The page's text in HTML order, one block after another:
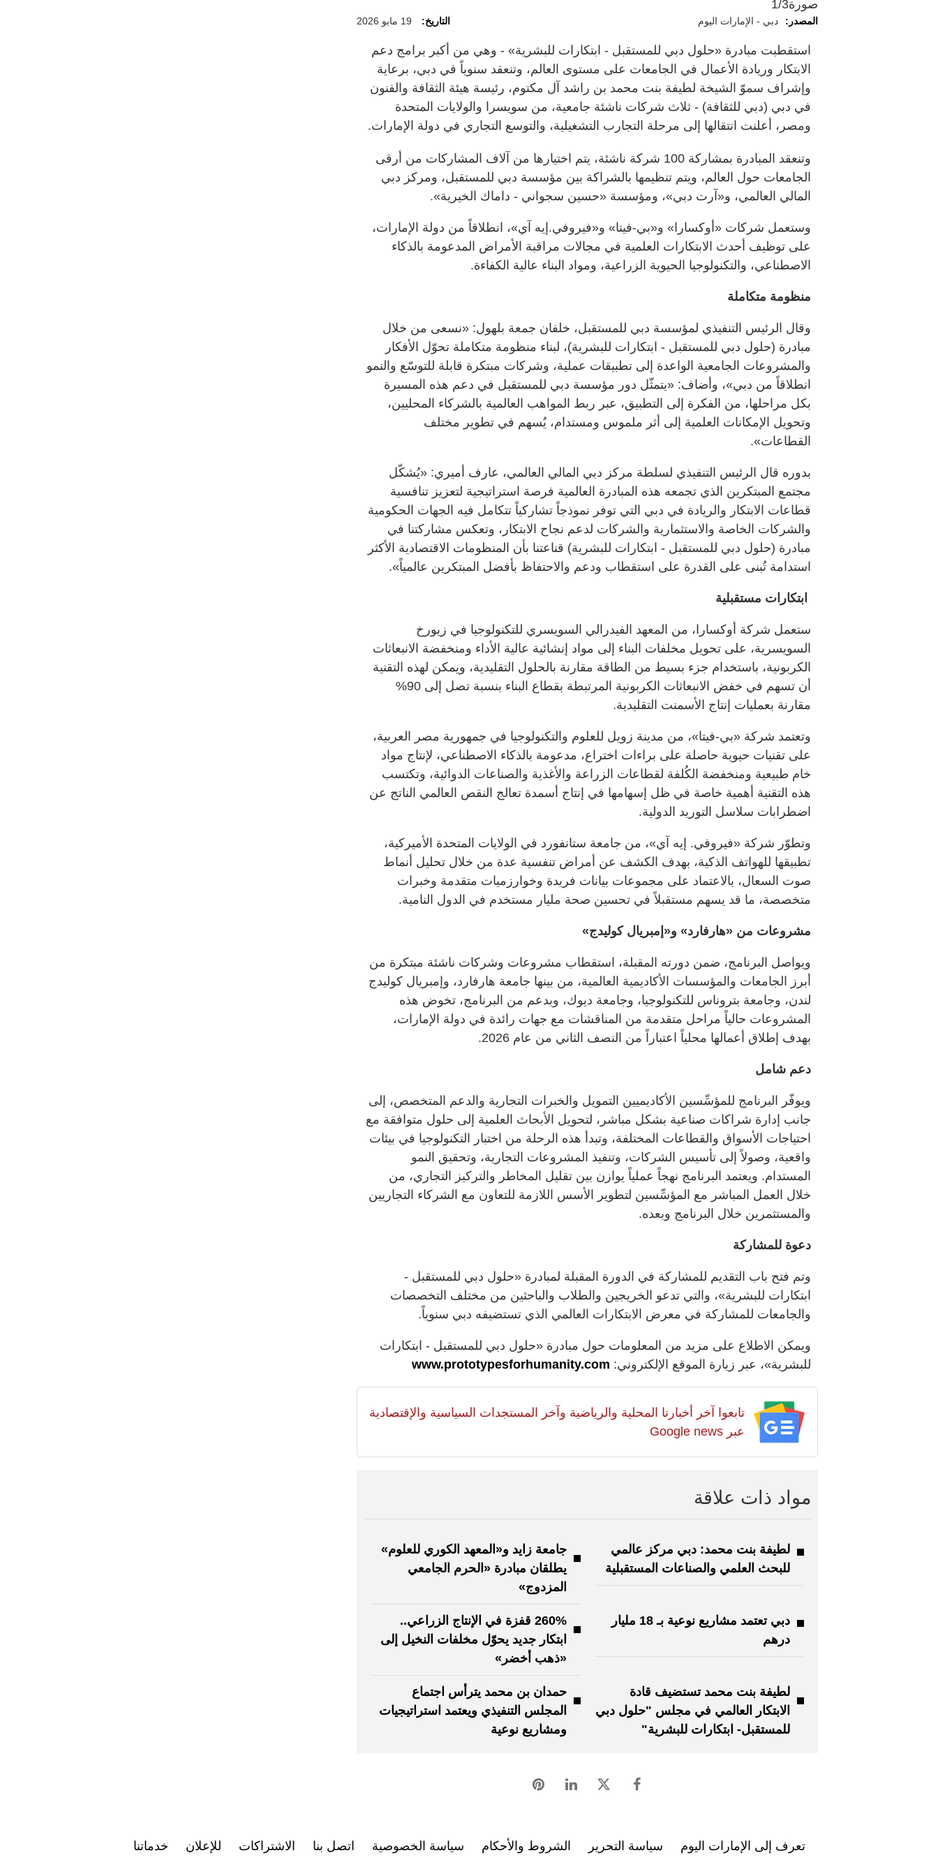
صورة1/3
المصدر: دبي - الإمارات اليوم التاريخ: 19 مايو 2026
استقطبت مبادرة «حلول دبي للمستقبل - ابتكارات للبشرية» - وهي من أكبر برامج دعم
الابتكار وريادة الأعمال في الجامعات على مستوى العالم، وتنعقد سنوياً في دبي، برعاية
وإشراف سموّ الشيخة لطيفة بنت محمد بن راشد آل مكتوم، رئيسة هيئة الثقافة والفنون
في دبي (دبي للثقافة) - ثلاث شركات ناشئة جامعية، من سويسرا والولايات المتحدة
ومصر، أعلنت انتقالها إلى مرحلة التجارب التشغيلية، والتوسع التجاري في دولة الإمارات.
وتنعقد المبادرة بمشاركة 100 شركة ناشئة، يتم اختيارها من آلاف المشاركات من أرقى
الجامعات حول العالم، ويتم تنظيمها بالشراكة بين مؤسسة دبي للمستقبل، ومركز دبي
المالي العالمي، و«آرت دبي»، ومؤسسة «حسين سجواني - داماك الخيرية».
وستعمل شركات «أوكسارا» و«بي-فيتا» و«فيروفي.إيه آي»، انطلاقاً من دولة الإمارات،
على توظيف أحدث الابتكارات العلمية في مجالات مراقبة الأمراض المدعومة بالذكاء
الاصطناعي، والتكنولوجيا الحيوية الزراعية، ومواد البناء عالية الكفاءة.
منظومة متكاملة
وقال الرئيس التنفيذي لمؤسسة دبي للمستقبل، خلفان جمعة بلهول: «نسعى من خلال
مبادرة (حلول دبي للمستقبل - ابتكارات للبشرية)، لبناء منظومة متكاملة تحوّل الأفكار
والمشروعات الجامعية الواعدة إلى تطبيقات عملية، وشركات مبتكرة قابلة للتوسّع والنمو
انطلاقاً من دبي»، وأضاف: «يتمثّل دور مؤسسة دبي للمستقبل في دعم هذه المسيرة
بكل مراحلها، من الفكرة إلى التطبيق، عبر ربط المواهب العالمية بالشركاء المحليين،
وتحويل الإمكانات العلمية إلى أثر ملموس ومستدام، يُسهم في تطوير مختلف
القطاعات».
بدوره قال الرئيس التنفيذي لسلطة مركز دبي المالي العالمي، عارف أميري: «يُشكّل
مجتمع المبتكرين الذي تجمعه هذه المبادرة العالمية فرصة استراتيجية لتعزيز تنافسية
قطاعات الابتكار والريادة في دبي التي توفر نموذجاً تشاركياً تتكامل فيه الجهات الحكومية
والشركات الخاصة والاستثمارية والشركات لدعم نجاح الابتكار، وتعكس مشاركتنا في
مبادرة (حلول دبي للمستقبل - ابتكارات للبشرية) قناعتنا بأن المنظومات الاقتصادية الأكثر
استدامة تُبنى على القدرة على استقطاب ودعم والاحتفاظ بأفضل المبتكرين عالمياً».
ابتكارات مستقبلية
ستعمل شركة أوكسارا، من المعهد الفيدرالي السويسري للتكنولوجيا في زيورخ
السويسرية، على تحويل مخلفات البناء إلى مواد إنشائية عالية الأداء ومنخفضة الانبعاثات
الكربونية، باستخدام جزء بسيط من الطاقة مقارنة بالحلول التقليدية، ويمكن لهذه التقنية
أن تسهم في خفض الانبعاثات الكربونية المرتبطة بقطاع البناء بنسبة تصل إلى 90%
مقارنة بعمليات إنتاج الأسمنت التقليدية.
وتعتمد شركة «بي-فيتا»، من مدينة زويل للعلوم والتكنولوجيا في جمهورية مصر العربية،
على تقنيات حيوية حاصلة على براءات اختراع، مدعومة بالذكاء الاصطناعي، لإنتاج مواد
خام طبيعية ومنخفضة الكُلفة لقطاعات الزراعة والأغذية والصناعات الدوائية، وتكتسب
هذه التقنية أهمية خاصة في ظل إسهامها في إنتاج أسمدة تعالج النقص العالمي الناتج عن
اضطرابات سلاسل التوريد الدولية.
وتطوّر شركة «فيروفي. إيه آي»، من جامعة ستانفورد في الولايات المتحدة الأميركية،
تطبيقها للهواتف الذكية، بهدف الكشف عن أمراض تنفسية عدة من خلال تحليل أنماط
صوت السعال، بالاعتماد على مجموعات بيانات فريدة وخوارزميات متقدمة وخبرات
متخصصة، ما قد يسهم مستقبلاً في تحسين صحة مليار مستخدم في الدول النامية.
مشروعات من «هارفارد» و«إمبريال كوليدج»
ويواصل البرنامج، ضمن دورته المقبلة، استقطاب مشروعات وشركات ناشئة مبتكرة من
أبرز الجامعات والمؤسسات الأكاديمية العالمية، من بينها جامعة هارفارد، وإمبريال كوليدج
لندن، وجامعة بتروناس للتكنولوجيا، وجامعة ديوك، وبدعم من البرنامج، تخوض هذه
المشروعات حالياً مراحل متقدمة من المناقشات مع جهات رائدة في دولة الإمارات،
بهدف إطلاق أعمالها محلياً اعتباراً من النصف الثاني من عام 2026.
دعم شامل
ويوفّر البرنامج للمؤسِّسين الأكاديميين التمويل والخبرات التجارية والدعم المتخصص، إلى
جانب إدارة شراكات صناعية بشكل مباشر، لتحويل الأبحاث العلمية إلى حلول متوافقة مع
احتياجات الأسواق والقطاعات المختلفة، وتبدأ هذه الرحلة من اختبار التكنولوجيا في بيئات
واقعية، وصولاً إلى تأسيس الشركات، وتنفيذ المشروعات التجارية، وتحقيق النمو
المستدام. ويعتمد البرنامج نهجاً عملياً يوازن بين تقليل المخاطر والتركيز التجاري، من
خلال العمل المباشر مع المؤسِّسين لتطوير الأسس اللازمة للتعاون مع الشركاء التجاريين
والمستثمرين خلال البرنامج وبعده.
دعوة للمشاركة
وتم فتح باب التقديم للمشاركة في الدورة المقبلة لمبادرة «حلول دبي للمستقبل -
ابتكارات للبشرية»، والتي تدعو الخريجين والطلاب والباحثين من مختلف التخصصات
والجامعات للمشاركة في معرض الابتكارات العالمي الذي تستضيفه دبي سنوياً.
ويمكن الاطلاع على مزيد من المعلومات حول مبادرة «حلول دبي للمستقبل - ابتكارات
للبشرية»، عبر زيارة الموقع الإلكتروني: www.prototypesforhumanity.com
تابعوا آخر أخبارنا المحلية والرياضية وآخر المستجدات السياسية والإقتصادية
عبر Google news
مواد ذات علاقة
لطيفة بنت محمد: دبي مركز عالمي
للبحث العلمي والصناعات المستقبلية
جامعة زايد و«المعهد الكوري للعلوم»
يطلقان مبادرة «الحرم الجامعي
المزدوج»
دبي تعتمد مشاريع نوعية بـ 18 مليار
درهم
260% قفزة في الإنتاج الزراعي..
ابتكار جديد يحوّل مخلفات النخيل إلى
«ذهب أخضر»
لطيفة بنت محمد تستضيف قادة
الابتكار العالمي في مجلس "حلول دبي
للمستقبل- ابتكارات للبشرية"
حمدان بن محمد يترأس اجتماع
المجلس التنفيذي ويعتمد استراتيجيات
ومشاريع نوعية
تعرف إلى الإمارات اليوم سياسة التحرير الشروط والأحكام سياسة الخصوصية اتصل بنا الاشتراكات للإعلان خدماتنا